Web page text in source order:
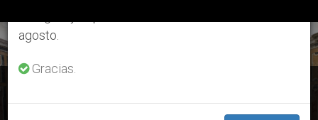
ÚLTIMAS NOTICIAS
agosto.
Gracias.